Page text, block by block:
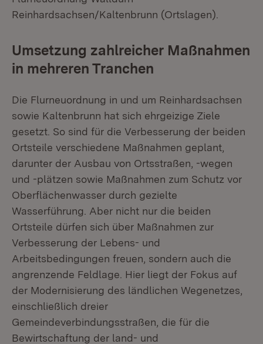
Reinhardsachsen/Kaltenbrunn (Ortslagen).
Umsetzung zahlreicher Maßnahmen
in mehreren Tranchen
Die Flurneuordnung in und um Reinhardsachsen
sowie Kaltenbrunn hat sich ehrgeizige Ziele
gesetzt. So sind für die Verbesserung der beiden
Ortsteile verschiedene Maßnahmen geplant,
darunter der Ausbau von Ortsstraßen, -wegen
und -plätzen sowie Maßnahmen zum Schutz vor
Oberflächenwasser durch gezielte
Wasserführung. Aber nicht nur die beiden
Ortsteile dürfen sich über Maßnahmen zur
Verbesserung der Lebens- und
Arbeitsbedingungen freuen, sondern auch die
angrenzende Feldlage. Hier liegt der Fokus auf
der Modernisierung des ländlichen Wegenetzes,
einschließlich dreier
Gemeindeverbindungsstraßen, die für die
Bewirtschaftung der land- und